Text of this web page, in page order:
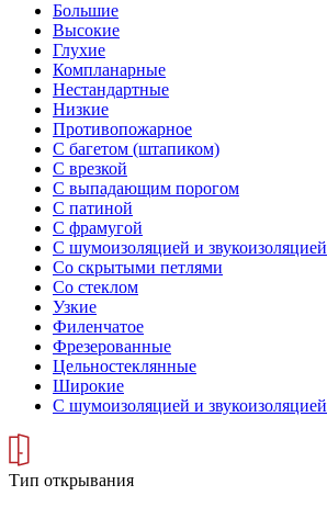
Большие
Высокие
Глухие
Компланарные
Нестандартные
Низкие
Противопожарное
С багетом (штапиком)
С врезкой
С выпадающим порогом
С патиной
С фрамугой
С шумоизоляцией и звукоизоляцией
Со скрытыми петлями
Со стеклом
Узкие
Филенчатое
Фрезерованные
Цельностеклянные
Широкие
С шумоизоляцией и звукоизоляцией
Тип открывания